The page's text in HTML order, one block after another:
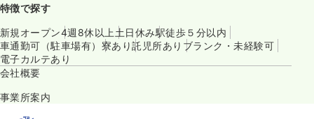
特徴で探す
新規オープン4週8休以上 土日休み駅徒歩５分以内
車通勤可（駐車場有） 寮あり託児所あり ブランク・未経験可
電子カルテあり
会社概要
事業所案内